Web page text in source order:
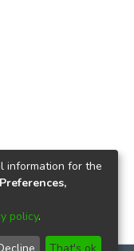
information for the
policy.